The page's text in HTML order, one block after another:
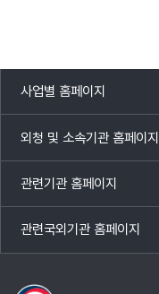
사업별 홈페이지
목록
열기
외청 및 소속기관 홈페이지
목록
열기
관련기관 홈페이지
목록
열기
관련국외기관 홈페이지
목록
열기